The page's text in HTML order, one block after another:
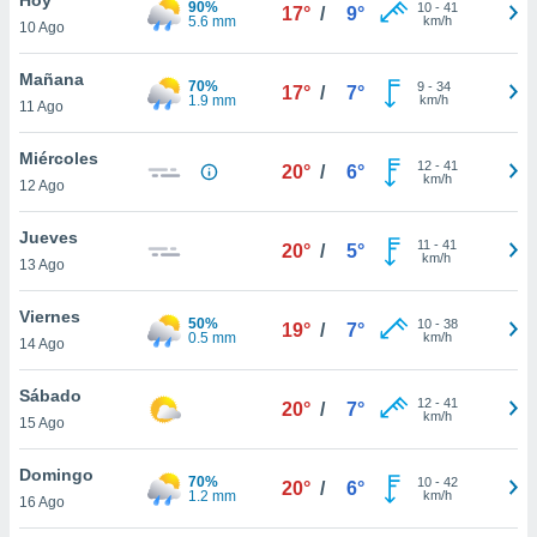
en
más
nuestra
de
cookies
aceptar
10 Ago
90%
5.6 mm
17° / 9° 10- 41
km/h
Mañana
11 Ago
70%
1.9 mm
17° / 7° 9- 34
km/h
Miércoles
12 Ago
20° / 6° 12- 41
km/h
Jueves
13 Ago
20° / 5° 11 - 41
km/h
Viernes
14 Ago
50%
0.5 mm
19° / 7° 10- 38
km/h
Sábado
15 Ago
20° / 7° 12- 41
km/h
Domingo
16 Ago
70%
1.2 mm
20° / 6° 10- 42
km/h